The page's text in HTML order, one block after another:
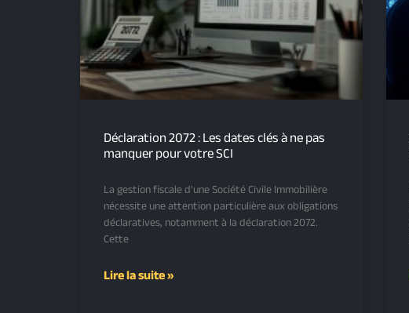
Déclaration 2072 : Les dates clés à ne pas
manquer pour votre SCI
La gestion fiscale d'une Société Civile Immobilière
nécessite une attention particulière aux obligations
déclaratives, notamment à la déclaration 2072.
Cette
Lire la suite »